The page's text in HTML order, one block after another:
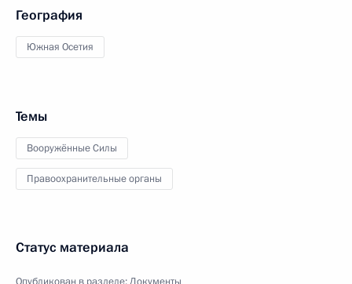
География
Южная Осетия
Темы
Вооружённые Силы
Правоохранительные органы
Статус материала